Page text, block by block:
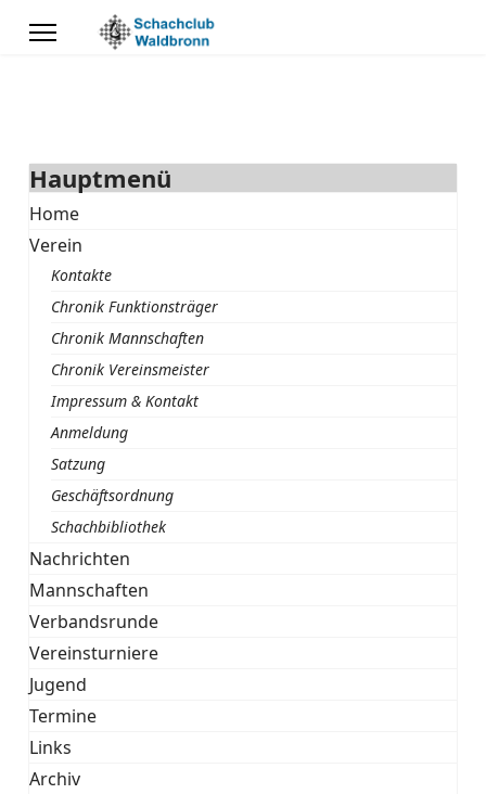
Hauptmenü
Home
Verein
Kontakte
Chronik Funktionsträger
Chronik Mannschaften
Chronik Vereinsmeister
Impressum & Kontakt
Anmeldung
Satzung
Geschäftsordnung
Schachbibliothek
Nachrichten
Mannschaften
Verbandsrunde
Vereinsturniere
Jugend
Termine
Links
Archiv